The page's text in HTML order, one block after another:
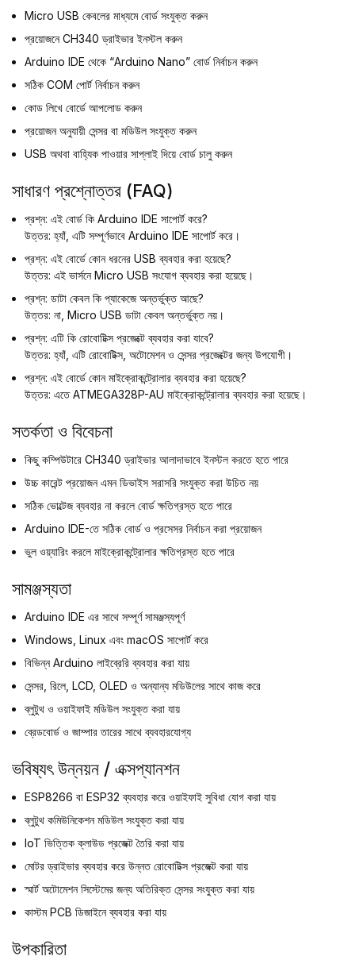
Micro USB কেবলের মাধ্যমে বোর্ড সংযুক্ত করুন
প্রয়োজনে CH340 ড্রাইভার ইনস্টল করুন
Arduino IDE থেকে “Arduino Nano” বোর্ড নির্বাচন করুন
সঠিক COM পোর্ট নির্বাচন করুন
কোড লিখে বোর্ডে আপলোড করুন
প্রয়োজন অনুযায়ী সেন্সর বা মডিউল সংযুক্ত করুন
USB অথবা বাহ্যিক পাওয়ার সাপ্লাই দিয়ে বোর্ড চালু করুন
সাধারণ প্রশ্নোত্তর (FAQ)
প্রশ্ন: এই বোর্ড কি Arduino IDE সাপোর্ট করে?
উত্তর: হ্যাঁ, এটি সম্পূর্ণভাবে Arduino IDE সাপোর্ট করে।
প্রশ্ন: এই বোর্ডে কোন ধরনের USB ব্যবহার করা হয়েছে?
উত্তর: এই ভার্সনে Micro USB সংযোগ ব্যবহার করা হয়েছে।
প্রশ্ন: ডাটা কেবল কি প্যাকেজে অন্তর্ভুক্ত আছে?
উত্তর: না, Micro USB ডাটা কেবল অন্তর্ভুক্ত নয়।
প্রশ্ন: এটি কি রোবোটিক্স প্রজেক্টে ব্যবহার করা যাবে?
উত্তর: হ্যাঁ, এটি রোবোটিক্স, অটোমেশন ও সেন্সর প্রজেক্টের জন্য উপযোগী।
প্রশ্ন: এই বোর্ডে কোন মাইক্রোকন্ট্রোলার ব্যবহার করা হয়েছে?
উত্তর: এতে ATMEGA328P-AU মাইক্রোকন্ট্রোলার ব্যবহার করা হয়েছে।
সতর্কতা ও বিবেচনা
কিছু কম্পিউটারে CH340 ড্রাইভার আলাদাভাবে ইনস্টল করতে হতে পারে
উচ্চ কারেন্ট প্রয়োজন এমন ডিভাইস সরাসরি সংযুক্ত করা উচিত নয়
সঠিক ভোল্টেজ ব্যবহার না করলে বোর্ড ক্ষতিগ্রস্ত হতে পারে
Arduino IDE-তে সঠিক বোর্ড ও প্রসেসর নির্বাচন করা প্রয়োজন
ভুল ওয়্যারিং করলে মাইক্রোকন্ট্রোলার ক্ষতিগ্রস্ত হতে পারে
সামঞ্জস্যতা
Arduino IDE এর সাথে সম্পূর্ণ সামঞ্জস্যপূর্ণ
Windows, Linux এবং macOS সাপোর্ট করে
বিভিন্ন Arduino লাইব্রেরি ব্যবহার করা যায়
সেন্সর, রিলে, LCD, OLED ও অন্যান্য মডিউলের সাথে কাজ করে
ব্লুটুথ ও ওয়াইফাই মডিউল সংযুক্ত করা যায়
ব্রেডবোর্ড ও জাম্পার তারের সাথে ব্যবহারযোগ্য
ভবিষ্যৎ উন্নয়ন / এক্সপ্যানশন
ESP8266 বা ESP32 ব্যবহার করে ওয়াইফাই সুবিধা যোগ করা যায়
ব্লুটুথ কমিউনিকেশন মডিউল সংযুক্ত করা যায়
IoT ভিত্তিক ক্লাউড প্রজেক্ট তৈরি করা যায়
মোটর ড্রাইভার ব্যবহার করে উন্নত রোবোটিক্স প্রজেক্ট করা যায়
স্মার্ট অটোমেশন সিস্টেমের জন্য অতিরিক্ত সেন্সর সংযুক্ত করা যায়
কাস্টম PCB ডিজাইনে ব্যবহার করা যায়
উপকারিতা